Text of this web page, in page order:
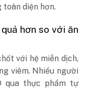
toàn diện hơn.
hơn so với ăn
với hệ miễn dịch,
viêm. Nhiều người
qua thực phẩm tự